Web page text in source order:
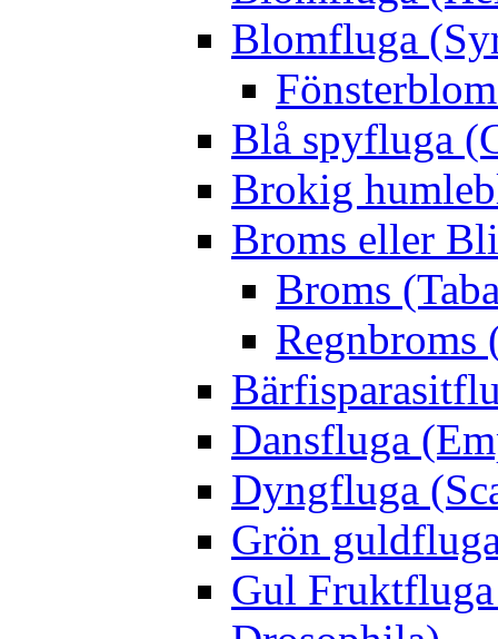
Blomfluga
Blå spyfluga
Brokig
Broms eller
Broms
Regnbroms
Dansfluga
Dyngfluga
Grön
Gul